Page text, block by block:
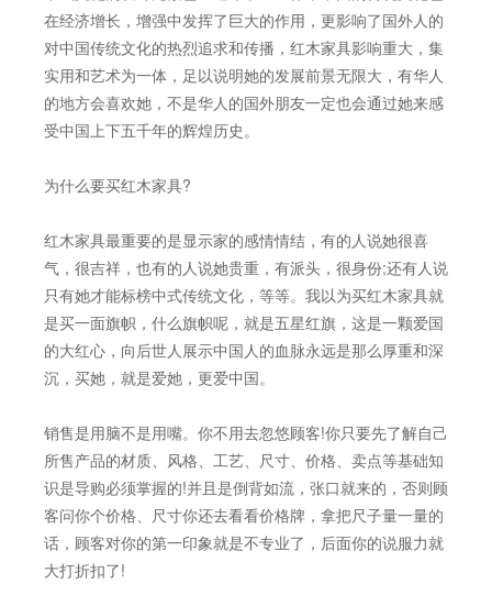
在经济增长，增强中发挥了巨大的作用，更影响了国外人的
对中国传统文化的热烈追求和传播，红木家具影响重大，集
实用和艺术为一体，足以说明她的发展前景无限大，有华人
的地方会喜欢她，不是华人的国外朋友一定也会通过她来感
受中国上下五千年的辉煌历史。
为什么要买红木家具?
红木家具最重要的是显示家的感情情结，有的人说她很喜
气，很吉祥，也有的人说她贵重，有派头，很身份;还有人说
只有她才能标榜中式传统文化，等等。我以为买红木家具就
是买一面旗帜，什么旗帜呢，就是五星红旗，这是一颗爱国
的大红心，向后世人展示中国人的血脉永远是那么厚重和深
沉，买她，就是爱她，更爱中国。
销售是用脑不是用嘴。你不用去忽悠顾客!你只要先了解自己
所售产品的材质、风格、工艺、尺寸、价格、卖点等基础知
识是导购必须掌握的!并且是倒背如流，张口就来的，否则顾
客问你个价格、尺寸你还去看看价格牌，拿把尺子量一量的
话，顾客对你的第一印象就是不专业了，后面你的说服力就
大打折扣了!